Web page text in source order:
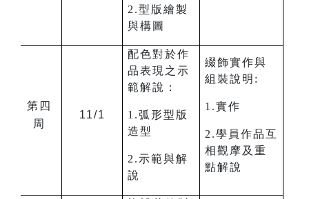
2.型版繪製
與構圖
第四
周
11/1
配色對於作
品表現之示
範解說：
1.弧形型版
造型
2.示範與解
說
綴飾實作與
組裝說明:
1.實作
2.學員作品互
相觀摩及重
點解說